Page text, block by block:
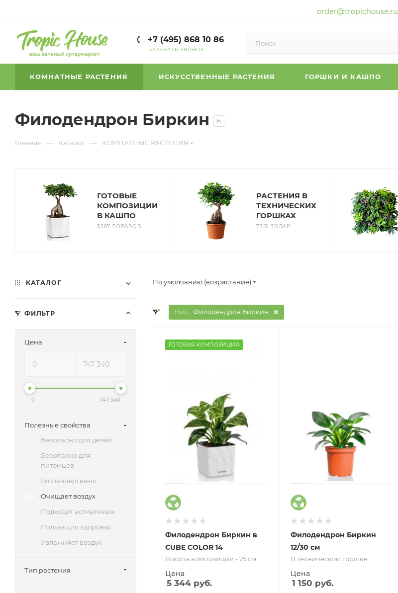
order@tropichouse.ru
+7 (495) 868 10 86
ЗАКАЗАТЬ ЗВОНОК
КОМНАТНЫЕ РАСТЕНИЯ ИСКУССТВЕННЫЕ РАСТЕНИЯ ГОРШКИ И КАШПО
Филодендрон Биркин 6
Главная — Каталог — КОМНАТНЫЕ РАСТЕНИЯ
ГОТОВЫЕ
КОМПОЗИЦИИ
В КАШПО
3287 ТОВАРОВ
РАСТЕНИЯ В
ТЕХНИЧЕСКИХ
ГОРШКАХ
7351 ТОВАР
По умолчанию (возрастание)
Вид: Филодендрон Биркин
ГОТОВАЯ КОМПОЗИЦИЯ
Филодендрон Биркин в
CUBE COLOR 14
Высота композиции - 25 см
Цена
5 344 руб.
Филодендрон Биркин
12/30 см
В техническом горшке
Цена
1 150 руб.
КАТАЛОГ
ФИЛЬТР
Цена
0 747 340
Полезные свойства
Безопасно для детей
Безопасно для
питомцев
Гипоаллергенно
Очищает воздух
Подходит астматикам
Польза для здоровья
Увлажняет воздух
Тип растения